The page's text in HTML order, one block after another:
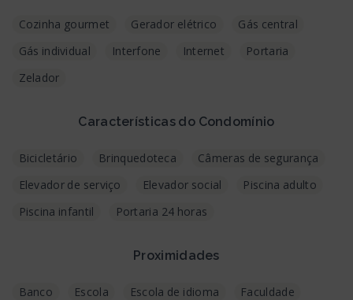
Cozinha gourmet Gerador elétrico
Gás central
Gás individual
Interfone Internet
Portaria
Zelador
Características do Condomínio
Bicicletário Brinquedoteca
Câmeras de segurança
Elevador de serviço
Elevador social
Piscina adulto
Piscina infantil
Portaria 24 horas
Proximidades
Banco Escola Escola de idioma
Faculdade